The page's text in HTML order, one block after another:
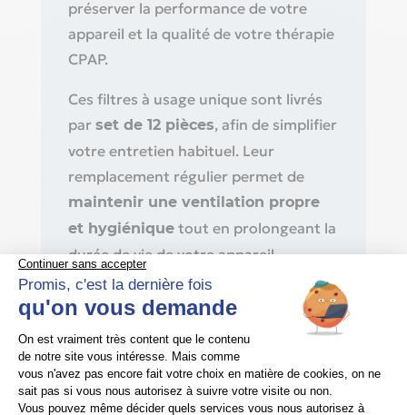
préserver la performance de votre
appareil et la qualité de votre thérapie
CPAP.
Ces filtres à usage unique sont livrés
par set de 12 pièces, afin de simplifier
votre entretien habituel. Leur
remplacement régulier permet de
maintenir une ventilation propre
et hygiéniquetout en prolongeant la
durée de vie de votre appareil.
Type de produit
Filtre fin / filtre à pollen pour appareils
CPAP Loewenstein.
Compatibilité